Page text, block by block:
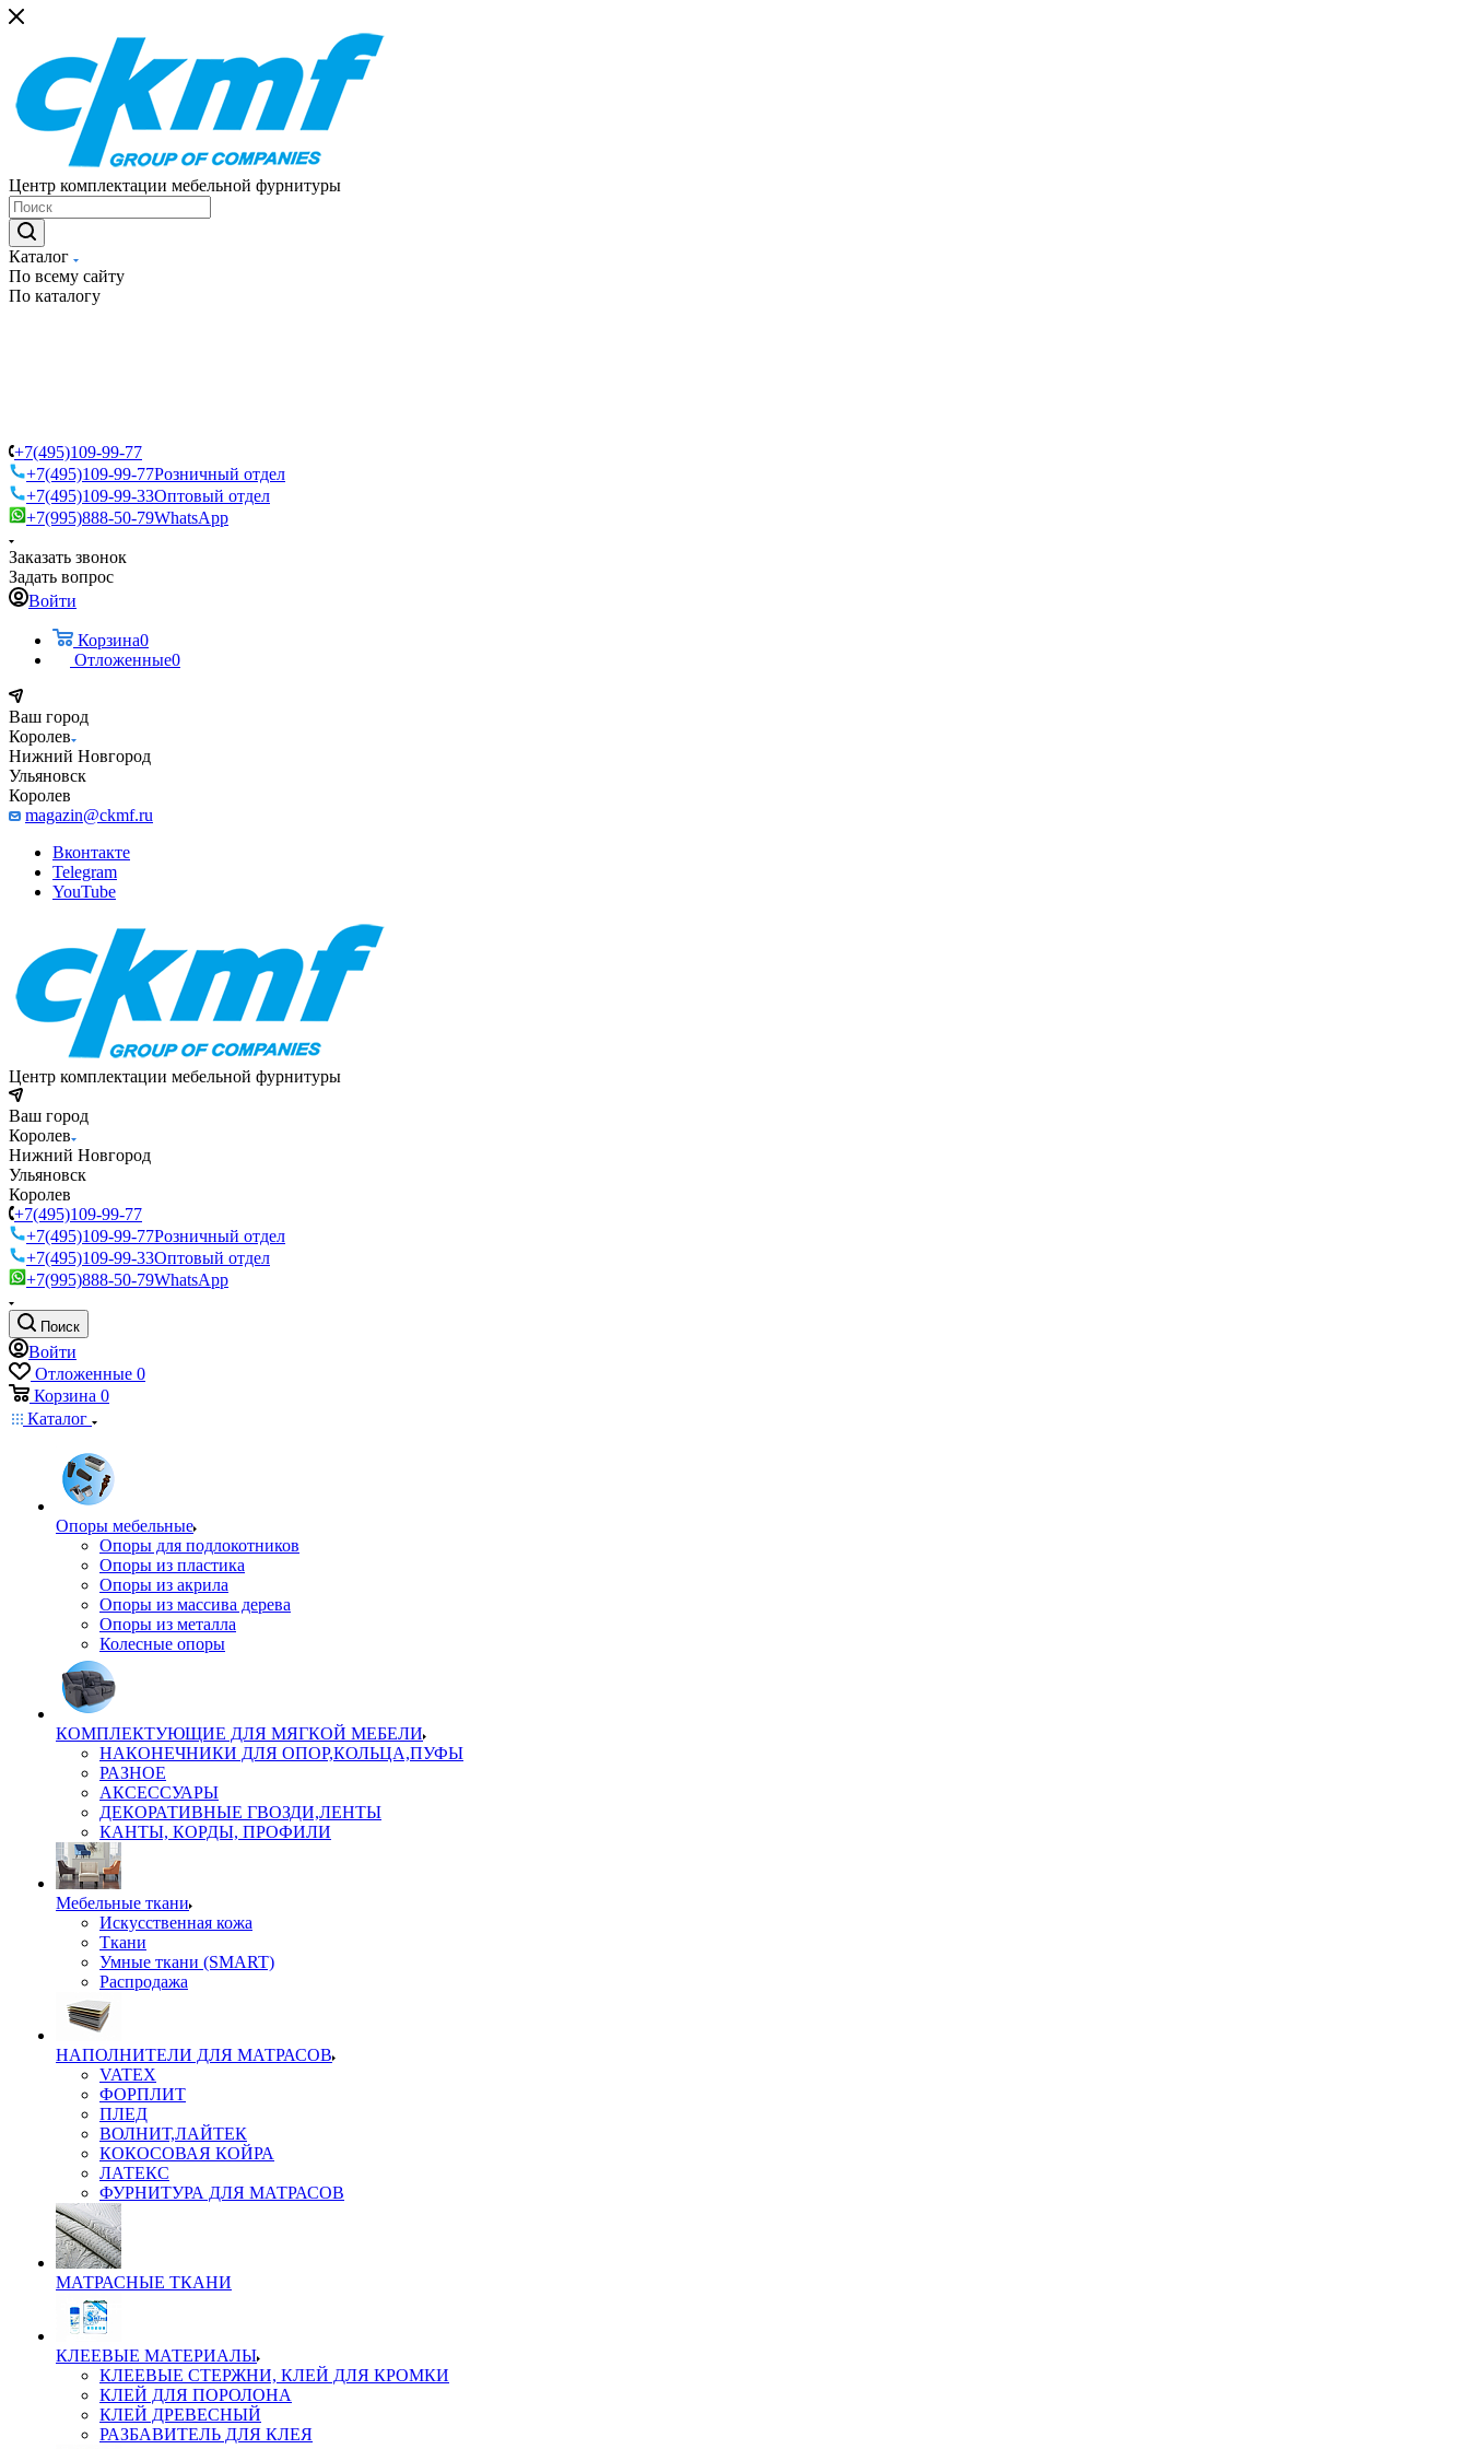
Центр комплектации мебельной фурнитуры
Каталог
По всему сайту
По каталогу
+7(495)109-99-77
+7(495)109-99-77Розничный отдел
+7(495)109-99-33Оптовый отдел
+7(995)888-50-79WhatsApp
Заказать звонок
Задать вопрос
Войти
Корзина0
Отложенные0
Ваш город
Королев
Нижний Новгород
Ульяновск
Королев
magazin@ckmf.ru
Вконтакте
Telegram
YouTube
Центр комплектации мебельной фурнитуры
Ваш город
Королев
Нижний Новгород
Ульяновск
Королев
+7(495)109-99-77
+7(495)109-99-77Розничный отдел
+7(495)109-99-33Оптовый отдел
+7(995)888-50-79WhatsApp
Поиск
Войти
Отложенные 0
Корзина 0
Каталог
Опоры мебельные
Опоры для подлокотников
Опоры из пластика
Опоры из акрила
Опоры из массива дерева
Опоры из металла
Колесные опоры
КОМПЛЕКТУЮЩИЕ ДЛЯ МЯГКОЙ МЕБЕЛИ
НАКОНЕЧНИКИ ДЛЯ ОПОР,КОЛЬЦА,ПУФЫ
РАЗНОЕ
АКСЕССУАРЫ
ДЕКОРАТИВНЫЕ ГВОЗДИ,ЛЕНТЫ
КАНТЫ, КОРДЫ, ПРОФИЛИ
Мебельные ткани
Искусственная кожа
Ткани
Умные ткани (SMART)
Распродажа
НАПОЛНИТЕЛИ ДЛЯ МАТРАСОВ
VATEX
ФОРПЛИТ
ПЛЕД
ВОЛНИТ,ЛАЙТЕК
КОКОСОВАЯ КОЙРА
ЛАТЕКС
ФУРНИТУРА ДЛЯ МАТРАСОВ
МАТРАСНЫЕ ТКАНИ
КЛЕЕВЫЕ МАТЕРИАЛЫ
КЛЕЕВЫЕ СТЕРЖНИ, КЛЕЙ ДЛЯ КРОМКИ
КЛЕЙ ДЛЯ ПОРОЛОНА
КЛЕЙ ДРЕВЕСНЫЙ
РАЗБАВИТЕЛЬ ДЛЯ КЛЕЯ